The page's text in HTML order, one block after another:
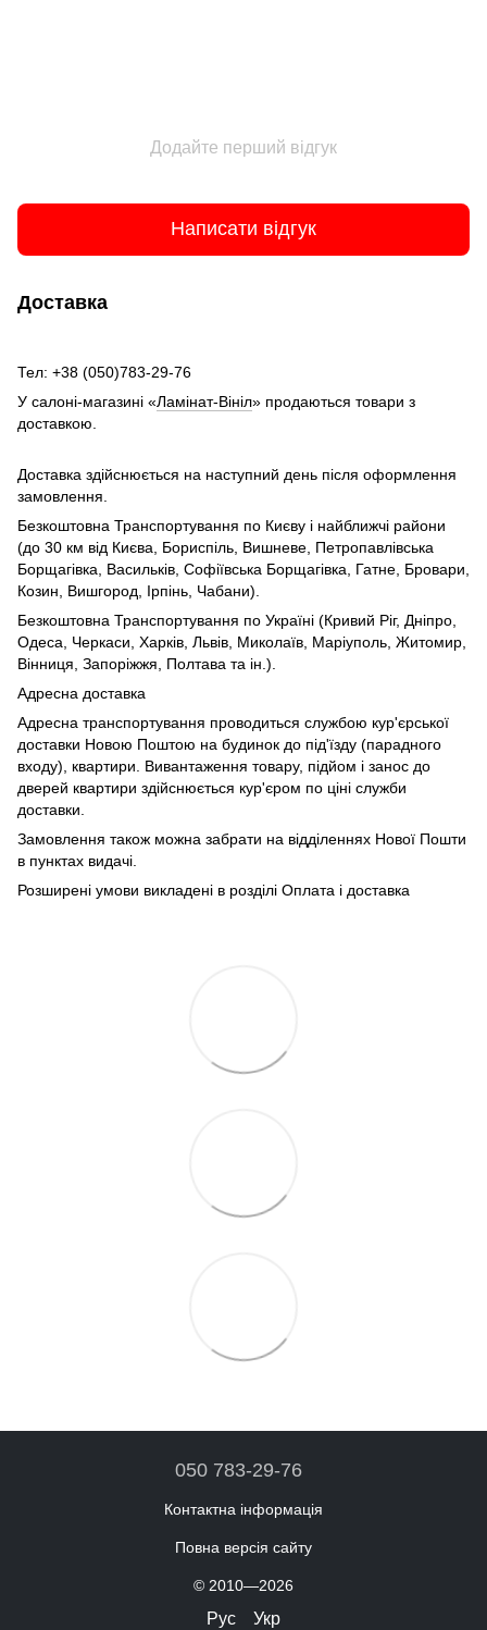
Додайте перший відгук
Написати відгук
Доставка
Тел: +38 (050)783-29-76
У салоні-магазині «Ламінат-Вініл» продаються товари з
доставкою.
Доставка здійснюється на наступний день після оформлення
замовлення.
Безкоштовна Транспортування по Києву і найближчі райони
(до 30 км від Києва, Бориспіль, Вишневе, Петропавлівська
Борщагівка, Васильків, Софіївська Борщагівка, Гатне, Бровари,
Козин, Вишгород, Ірпінь, Чабани).
Безкоштовна Транспортування по Україні (Кривий Ріг, Дніпро,
Одеса, Черкаси, Харків, Львів, Миколаїв, Маріуполь, Житомир,
Вінниця, Запоріжжя, Полтава та ін.).
Адресна доставка
Адресна транспортування проводиться службою кур'єрської
доставки Новою Поштою на будинок до під'їзду (парадного
входу), квартири. Вивантаження товару, підйом і занос до
дверей квартири здійснюється кур'єром по ціні служби
доставки.
Замовлення також можна забрати на відділеннях Нової Пошти
в пунктах видачі.
Розширені умови викладені в розділі Оплата і доставка
050 783-29-76
Контактна інформація
Повна версія сайту
© 2010—2026
Рус Укр